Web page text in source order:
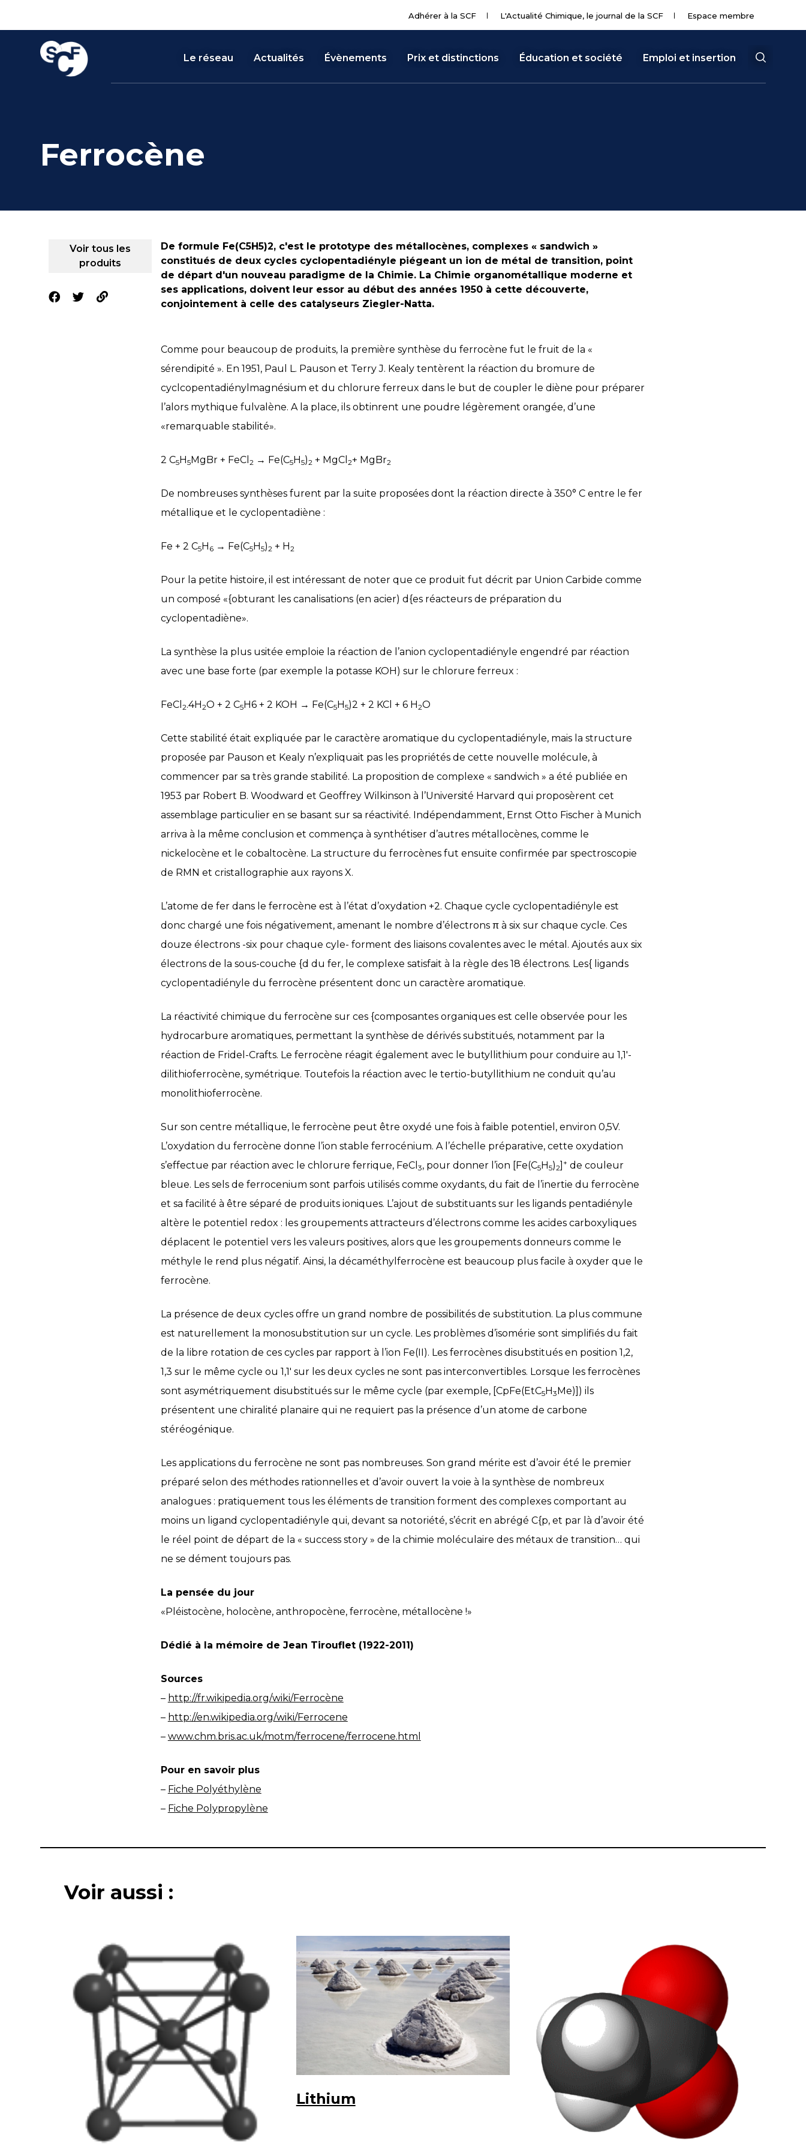
Adhérer à la SCF L'Actualité Chimique, le journal de la SCF Espace membre
Le réseau Actualités Évènements Prix et distinctions Éducation et société Emploi et insertion
Ferrocène
Voir tous les
produits
De formule Fe(C5H5)2, c'est le prototype des métallocènes, complexes « sandwich »
constitués de deux cycles cyclopentadiényle piégeant un ion de métal de transition, point
de départ d'un nouveau paradigme de la Chimie. La Chimie organométallique moderne et
ses applications, doivent leur essor au début des années 1950 à cette découverte,
conjointement à celle des catalyseurs Ziegler-Natta.
Comme pour beaucoup de produits, la première synthèse du ferrocène fut le fruit de la «
sérendipité ». En 1951, Paul L. Pauson et Terry J. Kealy tentèrent la réaction du bromure de
cyclcopentadiénylmagnésium et du chlorure ferreux dans le but de coupler le diène pour préparer
l’alors mythique fulvalène. A la place, ils obtinrent une poudre légèrement orangée, d’une
«remarquable stabilité».
2 C5H5MgBr + FeCl 2 → Fe(C5H5)2 + MgCl 2+ MgBr2
De nombreuses synthèses furent par la suite proposées dont la réaction directe à 350° C entre le fer
métallique et le cyclopentadiène :
Fe + 2 C5H 6→ Fe(C5H5)2 + H2
Pour la petite histoire, il est intéressant de noter que ce produit fut décrit par Union Carbide comme
un composé «{obturant les canalisations (en acier) d{es réacteurs de préparation du
cyclopentadiène».
La synthèse la plus usitée emploie la réaction de l’anion cyclopentadiényle engendré par réaction
avec une base forte (par exemple la potasse KOH) sur le chlorure ferreux :
FeCl 2.4H2O + 2 C5H6 + 2 KOH → Fe(C5H5)2 + 2 KCl + 6 H2O
Cette stabilité était expliquée par le caractère aromatique du cyclopentadiényle, mais la structure
proposée par Pauson et Kealy n’expliquait pas les propriétés de cette nouvelle molécule, à
commencer par sa très grande stabilité. La proposition de complexe « sandwich » a été publiée en
1953 par Robert B. Woodward et Geoffrey Wilkinson à l’Université Harvard qui proposèrent cet
assemblage particulier en se basant sur sa réactivité. Indépendamment, Ernst Otto Fischer à Munich
arriva à la même conclusion et commença à synthétiser d’autres métallocènes, comme le
nickelocène et le cobaltocène. La structure du ferrocènes fut ensuite confirmée par spectroscopie
de RMN et cristallographie aux rayons X.
L’atome de fer dans le ferrocène est à l’état d’oxydation +2. Chaque cycle cyclopentadiényle est
donc chargé une fois négativement, amenant le nombre d’électrons π à six sur chaque cycle. Ces
douze électrons -six pour chaque cyle- forment des liaisons covalentes avec le métal. Ajoutés aux six
électrons de la sous-couche {d du fer, le complexe satisfait à la règle des 18 électrons. Les{ ligands
cyclopentadiényle du ferrocène présentent donc un caractère aromatique.
La réactivité chimique du ferrocène sur ces {composantes organiques est celle observée pour les
hydrocarbure aromatiques, permettant la synthèse de dérivés substitués, notamment par la
réaction de Fridel-Crafts. Le ferrocène réagit également avec le butyllithium pour conduire au 1,1′-
dilithioferrocène, symétrique. Toutefois la réaction avec le tertio-butyllithium ne conduit qu’au
monolithioferrocène.
Sur son centre métallique, le ferrocène peut être oxydé une fois à faible potentiel, environ 0,5V.
L’oxydation du ferrocène donne l’ion stable ferrocénium. A l’échelle préparative, cette oxydation
s’effectue par réaction avec le chlorure ferrique, FeCl 3, pour donner l’ion [Fe(C5H5)2] +de couleur
bleue. Les sels de ferrocenium sont parfois utilisés comme oxydants, du fait de l’inertie du ferrocène
et sa facilité à être séparé de produits ioniques. L’ajout de substituants sur les ligands pentadiényle
altère le potentiel redox : les groupements attracteurs d’électrons comme les acides carboxyliques
déplacent le potentiel vers les valeurs positives, alors que les groupements donneurs comme le
méthyle le rend plus négatif. Ainsi, la décaméthylferrocène est beaucoup plus facile à oxyder que le
ferrocène.
La présence de deux cycles offre un grand nombre de possibilités de substitution. La plus commune
est naturellement la monosubstitution sur un cycle. Les problèmes d’isomérie sont simplifiés du fait
de la libre rotation de ces cycles par rapport à l’ion Fe(II). Les ferrocènes disubstitués en position 1,2,
1,3 sur le même cycle ou 1,1′ sur les deux cycles ne sont pas interconvertibles. Lorsque les ferrocènes
sont asymétriquement disubstitués sur le même cycle (par exemple, [CpFe(EtC5H3Me)]) ils
présentent une chiralité planaire qui ne requiert pas la présence d’un atome de carbone
stéréogénique.
Les applications du ferrocène ne sont pas nombreuses. Son grand mérite est d’avoir été le premier
préparé selon des méthodes rationnelles et d’avoir ouvert la voie à la synthèse de nombreux
analogues : pratiquement tous les éléments de transition forment des complexes comportant au
moins un ligand cyclopentadiényle qui, devant sa notoriété, s’écrit en abrégé C{p, et par là d’avoir été
le réel point de départ de la « success story » de la chimie moléculaire des métaux de transition… qui
ne se dément toujours pas.
La pensée du jour
«Pléistocène, holocène, anthropocène, ferrocène, métallocène !»
Dédié à la mémoire de Jean Tirouflet (1922-2011)
Sources
– http://fr.wikipedia.org/wiki/Ferrocène
– http://en.wikipedia.org/wiki/Ferrocene
– www.chm.bris.ac.uk/motm/ferrocene/ferrocene.html
Pour en savoir plus
– Fiche Polyéthylène
– Fiche Polypropylène
Voir aussi :
Lithium